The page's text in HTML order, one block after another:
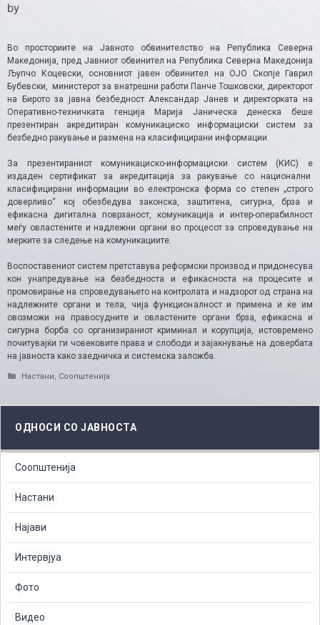
by
Во просториите на Јавното обвинителство на Република Северна
Македонија, пред Јавниот обвинител на Република Северна Македонија
Љупчо Коцевски, основниот јавен обвинител на ОЈО Скопје Гаврил
Бубевски, министерот за внатрешни работи Панче Тошковски, директорот
на Бирото за јавна безбедност Александар Јанев и директорката на
Оперативно-техничката генција Марија Јаническа денеска беше
презентиран акредитиран комуникациско информациски систем за
безбедно ракување и размена на класифицирани информации.
За презентираниот комуникациско-информациски систем (КИС) е
издаден сертификат за акредитација за ракување со национални
класифицирани информации во електронска форма со степен „строго
доверливо“ кој обезбедува законска, заштитена, сигурна, брза и
ефикасна дигитална поврзаност, комуникација и интер-операбилност
меѓу овластените и надлежни органи во процесот за спроведување на
мерките за следење на комуникациите.
Воспоставениот систем претставува реформски производ и придонесува
кон унапредување на безбедноста и ефикасноста на процесите и
промовирање на спроведувањето на контролата и надзорот од страна на
надлежните органи и тела, чија функционалност и примена и ќе им
овозможи на правосудните и овластените органи брза, ефикасна и
сигурна борба со организираниот криминал и корупција, истовремено
почитувајќи ги човековите права и слободи и зајакнување на довербата
на јавноста како заедничка и системска заложба.
Categories
Настани, Соопштенија
ОДНОСИ СО ЈАВНОСТА
Соопштенија
Настани
Најави
Интервјуа
Фото
Видео